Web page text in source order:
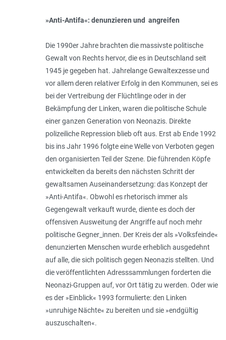
»Anti-Antifa«: denunzieren und angreifen
Die 1990er Jahre brachten die massivste politische
Gewalt von Rechts hervor, die es in Deutschland seit
1945 je gegeben hat. Jahrelange Gewaltexzesse und
vor allem deren relativer Erfolg in den Kommunen, sei es
bei der Vertreibung der Flüchtlinge oder in der
Bekämpfung der Linken, waren die politische Schule
einer ganzen Generation von Neonazis. Direkte
polizeiliche Repression blieb oft aus. Erst ab Ende 1992
bis ins Jahr 1996 folgte eine Welle von Verboten gegen
den organisierten Teil der Szene. Die führenden Köpfe
entwickelten da bereits den nächsten Schritt der
gewaltsamen Auseinandersetzung: das Konzept der
»Anti-Antifa«. Obwohl es rhetorisch immer als
Gegengewalt verkauft wurde, diente es doch der
offensiven Ausweitung der Angriffe auf noch mehr
politische Gegner_innen. Der Kreis der als »Volksfeinde«
denunzierten Menschen wurde erheblich ausgedehnt
auf alle, die sich politisch gegen Neonazis stellten. Und
die veröffentlichten Adresssammlungen forderten die
Neonazi-Gruppen auf, vor Ort tätig zu werden. Oder wie
es der »Einblick« 1993 formulierte: den Linken
»unruhige Nächte« zu bereiten und sie »endgültig
auszuschalten«.